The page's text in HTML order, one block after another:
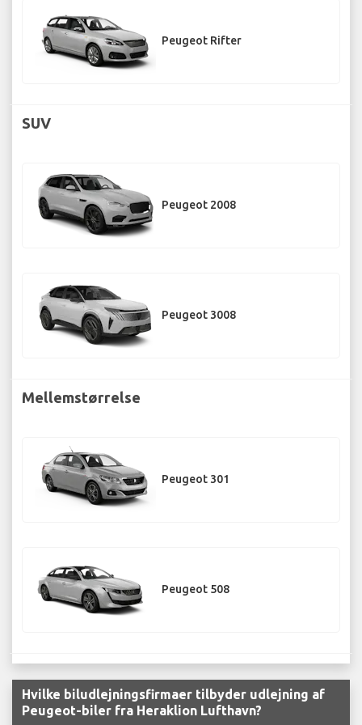
Peugeot Rifter
SUV
Peugeot 2008
Peugeot 3008
Mellemstørrelse
Peugeot 301
Peugeot 508
Hvilke biludlejningsfirmaer tilbyder udlejning af
Peugeot-biler fra Heraklion Lufthavn?